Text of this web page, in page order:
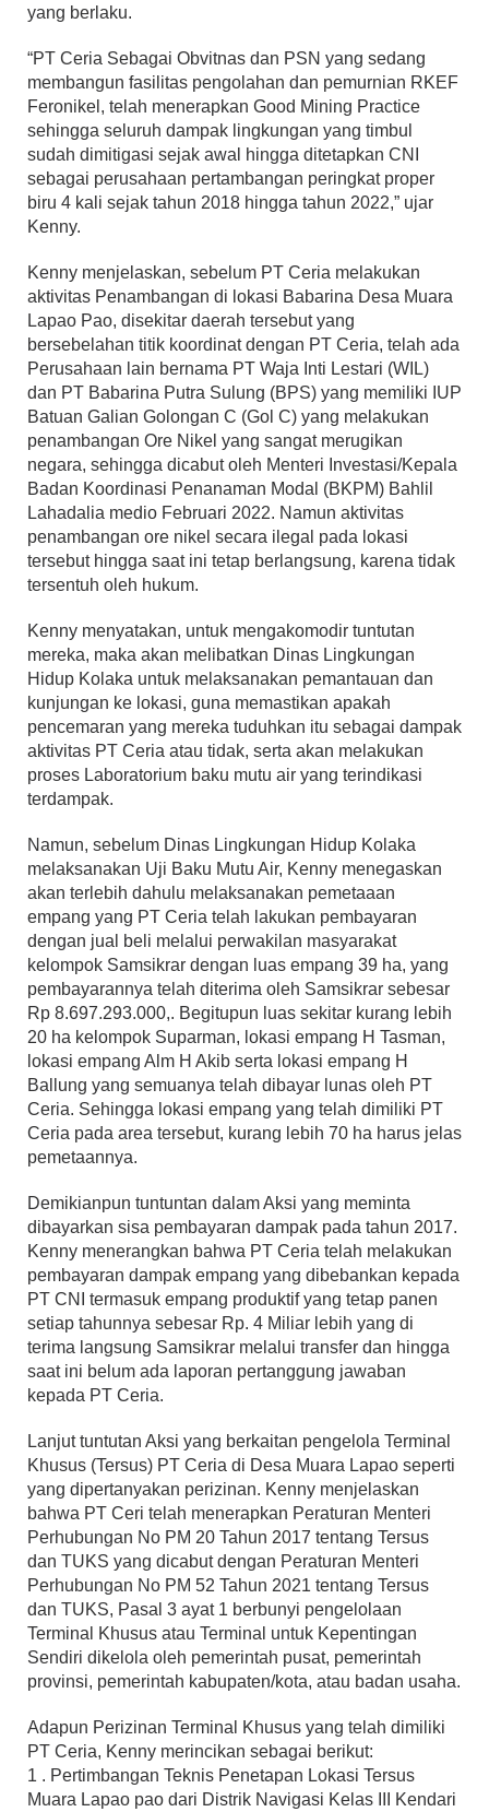
yang berlaku.
“PT Ceria Sebagai Obvitnas dan PSN yang sedang
membangun fasilitas pengolahan dan pemurnian RKEF
Feronikel, telah menerapkan Good Mining Practice
sehingga seluruh dampak lingkungan yang timbul
sudah dimitigasi sejak awal hingga ditetapkan CNI
sebagai perusahaan pertambangan peringkat proper
biru 4 kali sejak tahun 2018 hingga tahun 2022,” ujar
Kenny.
Kenny menjelaskan, sebelum PT Ceria melakukan
aktivitas Penambangan di lokasi Babarina Desa Muara
Lapao Pao, disekitar daerah tersebut yang
bersebelahan titik koordinat dengan PT Ceria, telah ada
Perusahaan lain bernama PT Waja Inti Lestari (WIL)
dan PT Babarina Putra Sulung (BPS) yang memiliki IUP
Batuan Galian Golongan C (Gol C) yang melakukan
penambangan Ore Nikel yang sangat merugikan
negara, sehingga dicabut oleh Menteri Investasi/Kepala
Badan Koordinasi Penanaman Modal (BKPM) Bahlil
Lahadalia medio Februari 2022. Namun aktivitas
penambangan ore nikel secara ilegal pada lokasi
tersebut hingga saat ini tetap berlangsung, karena tidak
tersentuh oleh hukum.
Kenny menyatakan, untuk mengakomodir tuntutan
mereka, maka akan melibatkan Dinas Lingkungan
Hidup Kolaka untuk melaksanakan pemantauan dan
kunjungan ke lokasi, guna memastikan apakah
pencemaran yang mereka tuduhkan itu sebagai dampak
aktivitas PT Ceria atau tidak, serta akan melakukan
proses Laboratorium baku mutu air yang terindikasi
terdampak.
Namun, sebelum Dinas Lingkungan Hidup Kolaka
melaksanakan Uji Baku Mutu Air, Kenny menegaskan
akan terlebih dahulu melaksanakan pemetaaan
empang yang PT Ceria telah lakukan pembayaran
dengan jual beli melalui perwakilan masyarakat
kelompok Samsikrar dengan luas empang 39 ha, yang
pembayarannya telah diterima oleh Samsikrar sebesar
Rp 8.697.293.000,. Begitupun luas sekitar kurang lebih
20 ha kelompok Suparman, lokasi empang H Tasman,
lokasi empang Alm H Akib serta lokasi empang H
Ballung yang semuanya telah dibayar lunas oleh PT
Ceria. Sehingga lokasi empang yang telah dimiliki PT
Ceria pada area tersebut, kurang lebih 70 ha harus jelas
pemetaannya.
Demikianpun tuntuntan dalam Aksi yang meminta
dibayarkan sisa pembayaran dampak pada tahun 2017.
Kenny menerangkan bahwa PT Ceria telah melakukan
pembayaran dampak empang yang dibebankan kepada
PT CNI termasuk empang produktif yang tetap panen
setiap tahunnya sebesar Rp. 4 Miliar lebih yang di
terima langsung Samsikrar melalui transfer dan hingga
saat ini belum ada laporan pertanggung jawaban
kepada PT Ceria.
Lanjut tuntutan Aksi yang berkaitan pengelola Terminal
Khusus (Tersus) PT Ceria di Desa Muara Lapao seperti
yang dipertanyakan perizinan. Kenny menjelaskan
bahwa PT Ceri telah menerapkan Peraturan Menteri
Perhubungan No PM 20 Tahun 2017 tentang Tersus
dan TUKS yang dicabut dengan Peraturan Menteri
Perhubungan No PM 52 Tahun 2021 tentang Tersus
dan TUKS, Pasal 3 ayat 1 berbunyi pengelolaan
Terminal Khusus atau Terminal untuk Kepentingan
Sendiri dikelola oleh pemerintah pusat, pemerintah
provinsi, pemerintah kabupaten/kota, atau badan usaha.
Adapun Perizinan Terminal Khusus yang telah dimiliki
PT Ceria, Kenny merincikan sebagai berikut:
1 . Pertimbangan Teknis Penetapan Lokasi Tersus
Muara Lapao pao dari Distrik Navigasi Kelas III Kendari